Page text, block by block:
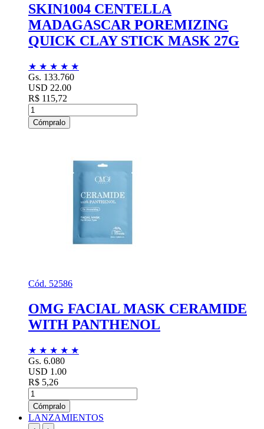
SKIN1004 CENTELLA
MADAGASCAR POREMIZING
QUICK CLAY STICK MASK 27G
★ ★ ★ ★ ★
Gs. 133.760
USD 22.00
R$ 115,72
Cómpralo
Cód. 52586
OMG FACIAL MASK CERAMIDE
WITH PANTHENOL
★ ★ ★ ★ ★
Gs. 6.080
USD 1.00
R$ 5,26
Cómpralo
LANZAMIENTOS